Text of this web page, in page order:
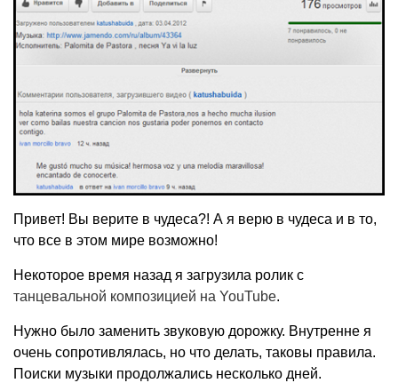
Привет! Вы верите в чудеса?! А я верю в чудеса и в то,
что все в этом мире возможно!
Некоторое время назад я загрузила ролик с
танцевальной композицией на YouTube.
Нужно было заменить звуковую дорожку. Внутренне я
очень сопротивлялась, но что делать, таковы правила.
Поиски музыки продолжались несколько дней.